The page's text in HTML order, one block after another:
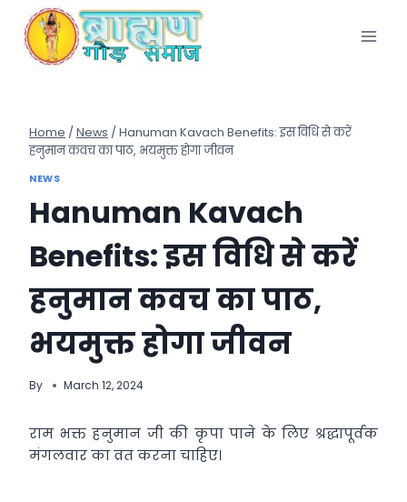
content
Home / News / Hanuman Kavach Benefits: इस विधि से करें
हनुमान कवच का पाठ, भयमुक्त होगा जीवन
NEWS
Hanuman Kavach
Benefits: इस विधि से करें
हनुमान कवच का पाठ,
भयमुक्त होगा जीवन
By March 12, 2024
राम भक्त हनुमान जी की कृपा पाने के लिए श्रद्धापूर्वक
मंगलवार का व्रत करना चाहिए।